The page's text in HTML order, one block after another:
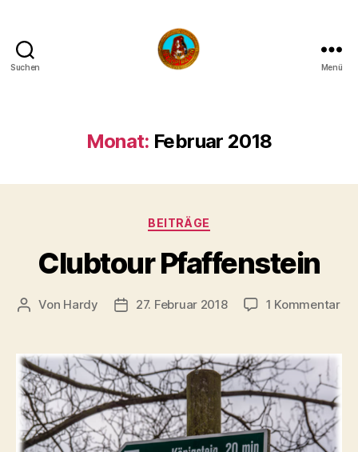
Suchen Menü
Monat: Februar 2018
Kategorien
BEITRÄGE
Clubtour Pfaffenstein
Beitragsautor
Von Hardy Veröffentlichungsdatum
27. Februar 2018 1 Kommentarzu